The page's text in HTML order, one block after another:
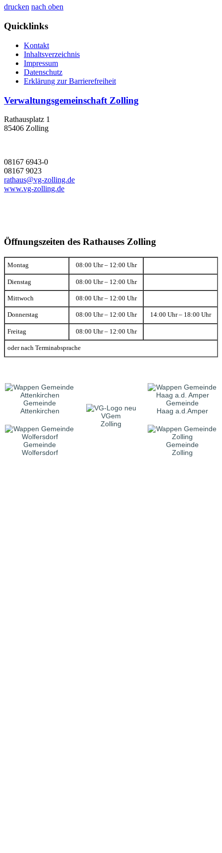
drucken nach oben
Quicklinks
Kontakt
Inhaltsverzeichnis
Impressum
Datenschutz
Erklärung zur Barrierefreiheit
Verwaltungsgemeinschaft Zolling
Rathausplatz 1
85406 Zolling
08167 6943-0
08167 9023
rathaus@vg-zolling.de
www.vg-zolling.de
Öffnungszeiten des Rathauses Zolling
Montag 08:00 Uhr – 12:00 Uhr
Dienstag 08:00 Uhr – 12:00 Uhr
Mittwoch 08:00 Uhr – 12:00 Uhr
Donnerstag 08:00 Uhr – 12:00 Uhr 14:00 Uhr – 18:00 Uhr
Freitag 08:00 Uhr – 12:00 Uhr
oder nach Terminabsprache
Gemeinde
Attenkirchen
VGem
Zolling
Gemeinde
Haag a.d.Amper
Gemeinde
Wolfersdorf
Gemeinde
Zolling